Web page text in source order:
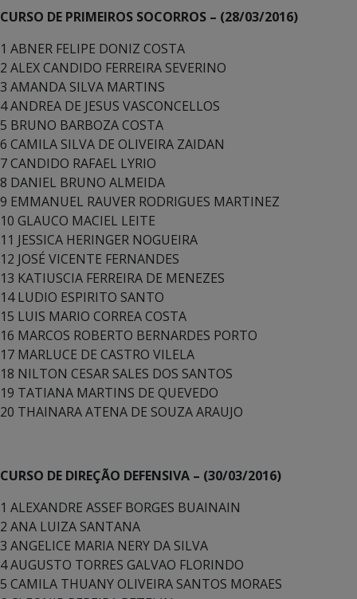
CURSO DE PRIMEIROS SOCORROS – (28/03/2016)
1 ABNER FELIPE DONIZ COSTA
2 ALEX CANDIDO FERREIRA SEVERINO
3 AMANDA SILVA MARTINS
4 ANDREA DE JESUS VASCONCELLOS
5 BRUNO BARBOZA COSTA
6 CAMILA SILVA DE OLIVEIRA ZAIDAN
7 CANDIDO RAFAEL LYRIO
8 DANIEL BRUNO ALMEIDA
9 EMMANUEL RAUVER RODRIGUES MARTINEZ
10 GLAUCO MACIEL LEITE
11 JESSICA HERINGER NOGUEIRA
12 JOSÉ VICENTE FERNANDES
13 KATIUSCIA FERREIRA DE MENEZES
14 LUDIO ESPIRITO SANTO
15 LUIS MARIO CORREA COSTA
16 MARCOS ROBERTO BERNARDES PORTO
17 MARLUCE DE CASTRO VILELA
18 NILTON CESAR SALES DOS SANTOS
19 TATIANA MARTINS DE QUEVEDO
20 THAINARA ATENA DE SOUZA ARAUJO
CURSO DE DIREÇÃO DEFENSIVA – (30/03/2016)
1 ALEXANDRE ASSEF BORGES BUAINAIN
2 ANA LUIZA SANTANA
3 ANGELICE MARIA NERY DA SILVA
4 AUGUSTO TORRES GALVAO FLORINDO
5 CAMILA THUANY OLIVEIRA SANTOS MORAES